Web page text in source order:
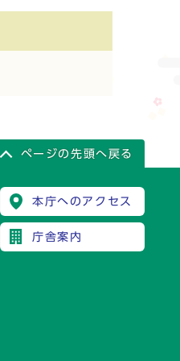
ページの先頭へ戻る
本庁へのアクセス
庁舎案内